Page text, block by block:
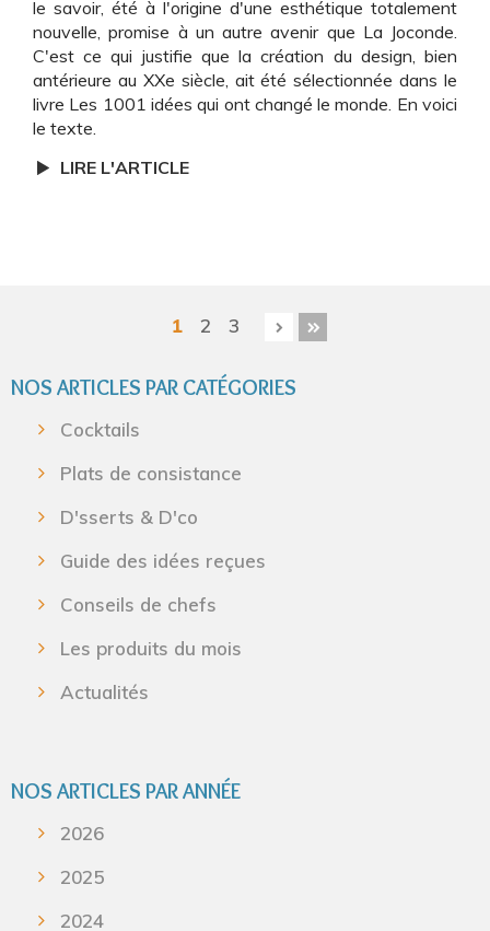
le savoir, été à l'origine d'une esthétique totalement
nouvelle, promise à un autre avenir que La Joconde.
C'est ce qui justifie que la création du design, bien
antérieure au XXe siècle, ait été sélectionnée dans le
livre Les 1001 idées qui ont changé le monde. En voici
le texte.
LIRE L'ARTICLE
1 2 3
NOS ARTICLES PAR CATÉGORIES
Cocktails
Plats de consistance
D'sserts & D'co
Guide des idées reçues
Conseils de chefs
Les produits du mois
Actualités
NOS ARTICLES PAR ANNÉE
2026
2025
2024